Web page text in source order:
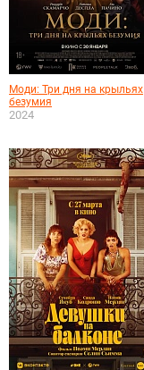
Моди: Три дня на крыльях
безумия
2024